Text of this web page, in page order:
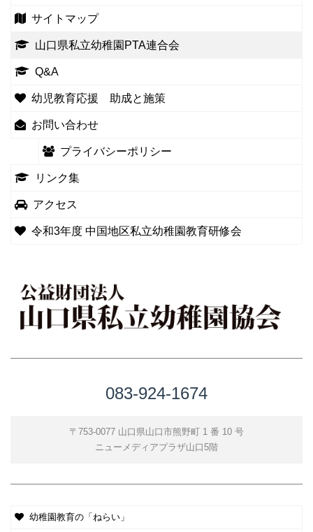
サイトマップ
山口県私立幼稚園PTA連合会
Q&A
幼児教育応援 助成と施策
お問い合わせ
プライバシーポリシー
リンク集
アクセス
令和3年度 中国地区私立幼稚園教育研修会
083-924-1674
〒753-0077 山口県山口市熊野町 1 番 10 号
ニューメディアプラザ山口5階
幼稚園教育の「ねらい」